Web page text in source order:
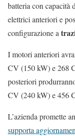
batteria con
elettrici anteriori e
configurazione a
I motori anteriori
CV (150 kW) e 268
posteriori
CV (240 kW) e 456
L’azienda promette
supporta